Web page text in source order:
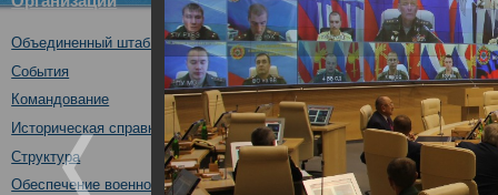
Объединенный штаб ОДКБ
События
Командование
Историческая справка
Структура
Обеспечение военной безопасности
Участие
Координационного
(комиссий) по обороне
государств-членов
Ассамблеи ОДКБ
02.10.2017